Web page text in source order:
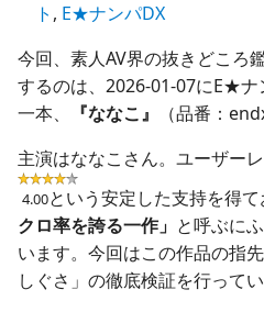
ト , E★ナンパDX
今回、素人AV界の抜きどころ
するのは、2026-01-07にE★
一本、
『ななこ』
（品番：
主演はななこさん。ユーザー
4.00という安定した支持を得
クロ率を誇る一作」 と呼ぶに
います。今回はこの作品の指
しぐさ」の徹底検証を行ってい